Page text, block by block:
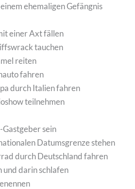
ehemaligen Gefängnis
einer Axt fällen
tauchen
reiten
fahren
durch Italien fahren
teilnehmen
sein
Datumsgrenze stehen
durch Deutschland fahren
und darin schlafen